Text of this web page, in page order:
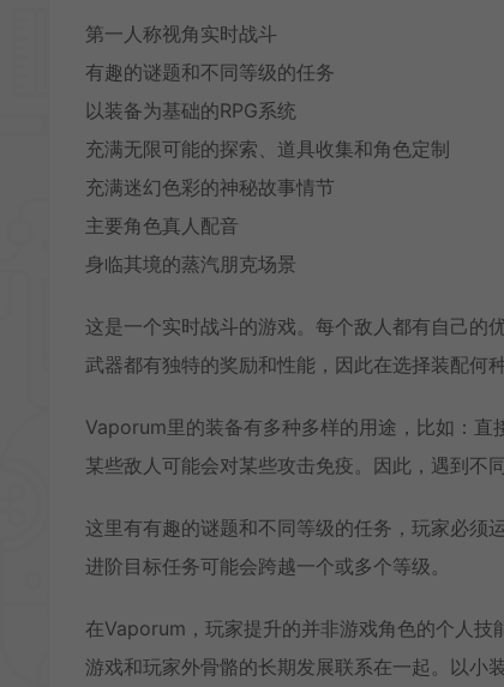
第一人称视角实时战斗
有趣的谜题和不同等级的任务
以装备为基础的RPG系统
充满无限可能的探索、道具收集和角色定制
充满迷幻色彩的神秘故事情节
主要角色真人配音
身临其境的蒸汽朋克场景
这是一个实时战斗的游戏。每个敌人都有自己的
武器都有独特的奖励和性能，因此在选择装配何
Vaporum里的装备有多种多样的用途，比如：
某些敌人可能会对某些攻击免疫。因此，遇到不
这里有有趣的谜题和不同等级的任务，玩家必须
进阶目标任务可能会跨越一个或多个等级。
在Vaporum，玩家提升的并非游戏角色的个人
游戏和玩家外骨骼的长期发展联系在一起。以小